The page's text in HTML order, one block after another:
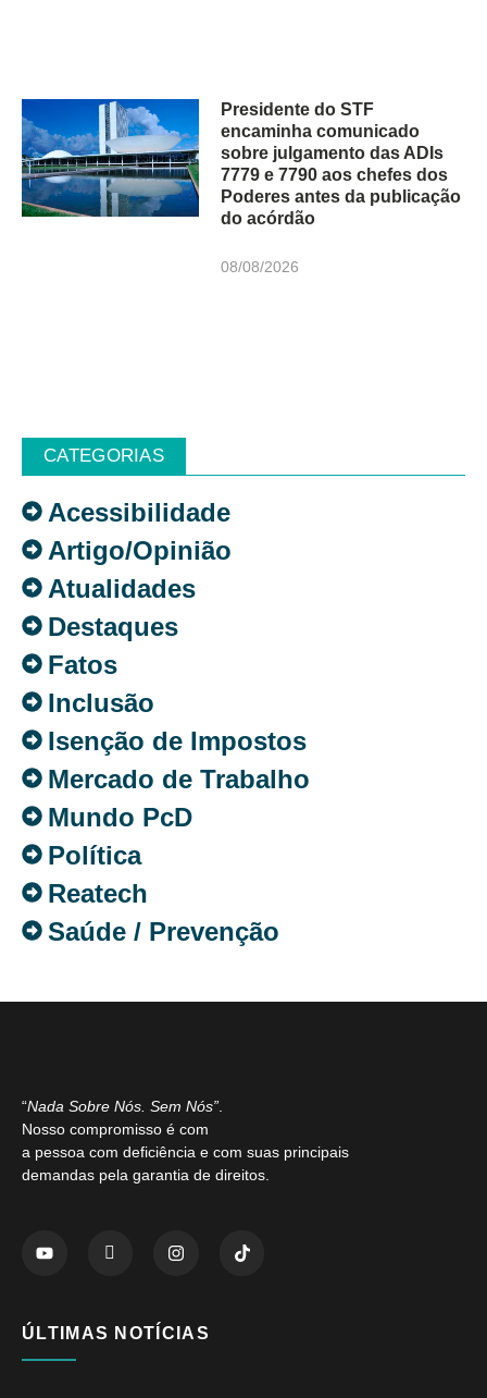
Presidente do STF
encaminha comunicado
sobre julgamento das ADIs
7779 e 7790 aos chefes dos
Poderes antes da publicação
do acórdão
08/08/2026
CATEGORIAS
Acessibilidade
Artigo/Opinião
Atualidades
Destaques
Fatos
Inclusão
Isenção de Impostos
Mercado de Trabalho
Mundo PcD
Política
Reatech
Saúde / Prevenção
“Nada Sobre Nós. Sem Nós”.
Nosso compromisso é com
a pessoa com deficiência e com suas principais
demandas pela garantia de direitos.
ÚLTIMAS NOTÍCIAS